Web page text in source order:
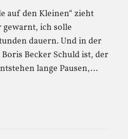
auf den Kleinen“ zieht
ich solle
dauern. Und in der
Becker Schuld ist, der
lange Pausen,…